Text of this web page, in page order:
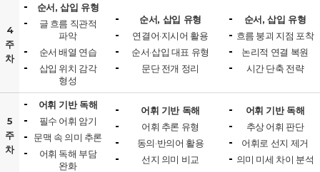
4
주
차
순서, 삽입 유형
글 흐름 직관적
파악
순서 배열 연습
삽입 위치 감각
형성
순서, 삽입 유형
연결어·지시어 활용
순서·삽입 대표 유형
문단 전개 정리
순서, 삽입 유형
흐름 붕괴 지점 포착
논리적 연결 복원
시간 단축 전략
5
주
차
어휘 기반 독해
필수 어휘 암기
문맥 속 의미 추론
어휘 독해 부담
완화
어휘 기반 독해
어휘 추론 유형
동의·반의어 활용
선지 의미 비교
어휘 기반 독해
추상 어휘 판단
어휘로 선지 제거
의미 미세 차이 분석